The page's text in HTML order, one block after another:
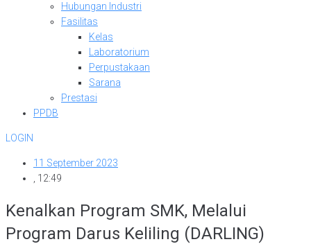
Hubungan Industri
Fasilitas
Kelas
Laboratorium
Perpustakaan
Sarana
Prestasi
PPDB
LOGIN
11 September 2023
12:49
Kenalkan Program SMK, Melalui
Program Darus Keliling (DARLING)